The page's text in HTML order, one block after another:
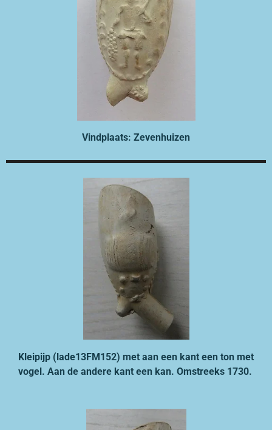
Vindplaats: Zevenhuizen
Kleipijp (lade13FM152) met aan een kant een ton met
vogel. Aan de andere kant een kan. Omstreeks 1730.